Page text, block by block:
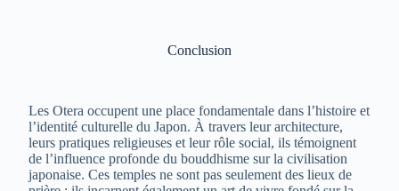
Conclusion
Les Otera occupent une place fondamentale dans l’histoire et
l’identité culturelle du Japon. À travers leur architecture,
leurs pratiques religieuses et leur rôle social, ils témoignent
de l’influence profonde du bouddhisme sur la civilisation
japonaise. Ces temples ne sont pas seulement des lieux de